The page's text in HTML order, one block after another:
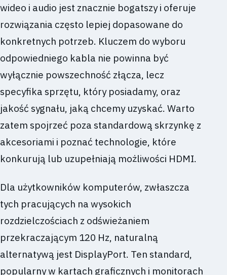
wideo i audio jest znacznie bogatszy i oferuje
rozwiązania często lepiej dopasowane do
konkretnych potrzeb. Kluczem do wyboru
odpowiedniego kabla nie powinna być
wyłącznie powszechność złącza, lecz
specyfika sprzętu, który posiadamy, oraz
jakość sygnału, jaką chcemy uzyskać. Warto
zatem spojrzeć poza standardową skrzynkę z
akcesoriami i poznać technologie, które
konkurują lub uzupełniają możliwości HDMI.
Dla użytkowników komputerów, zwłaszcza
tych pracujących na wysokich
rozdzielczościach z odświeżaniem
przekraczającym 120 Hz, naturalną
alternatywą jest DisplayPort. Ten standard,
popularny w kartach graficznych i monitorach